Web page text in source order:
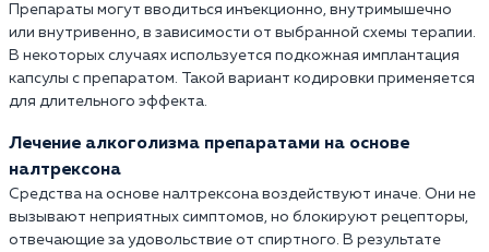
Препараты могут вводиться инъекционно, внутримышечно
или внутривенно, в зависимости от выбранной схемы терапии.
В некоторых случаях используется подкожная имплантация
капсулы с препаратом. Такой вариант кодировки применяется
для длительного эффекта.
Лечение алкоголизма препаратами на основе
налтрексона
Средства на основе налтрексона воздействуют иначе. Они не
вызывают неприятных симптомов, но блокируют рецепторы,
отвечающие за удовольствие от спиртного. В результате